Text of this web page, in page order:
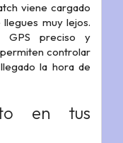
viene cargado
muy lejos.
GPS preciso y
controlar
la hora de
en tus